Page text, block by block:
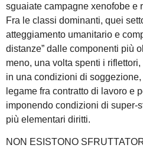
sguaiate campagne xenofobe e
Fra le classi dominanti, quei
atteggiamento umanitario e
distanze” dalle componenti più
meno, una volta spenti i
in una condizioni di soggezione,
legame fra contratto di lavoro e
imponendo condizioni di super-
più elementari diritti.
NON ESISTONO